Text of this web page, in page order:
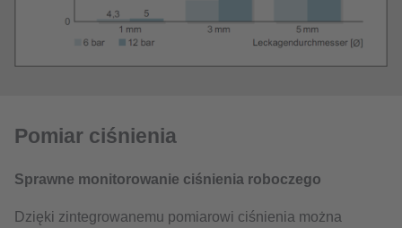
Pomiar ciśnienia
Sprawne monitorowanie ciśnienia roboczego
Dzięki zintegrowanemu pomiarowi ciśnienia można